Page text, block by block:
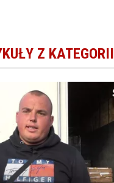
Z KATEGORII